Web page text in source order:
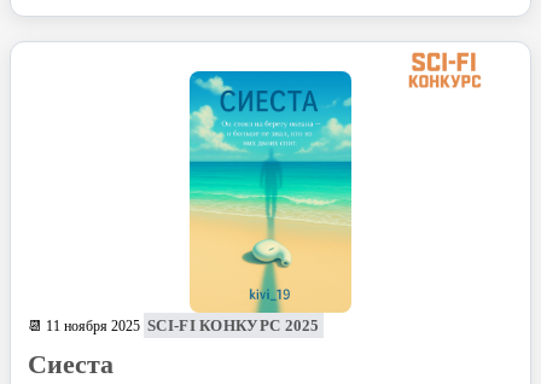
📆 11 ноября 2025 SCI-FI КОНКУРС 2025
Сиеста